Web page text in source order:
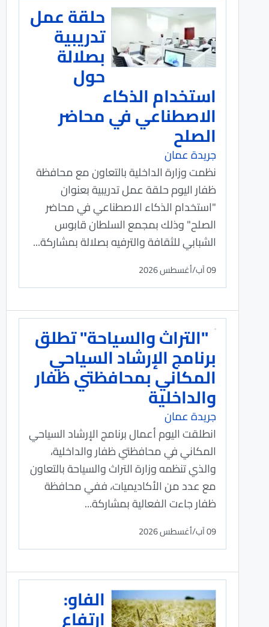
حلقة عمل
تدريبية
بصلالة
حول
استخدام الذكاء
الاصطناعي في محاضر
الصلح
جريدة عمان
نظمت وزارة الداخلية بالتعاون مع محافظة
ظفار اليوم حلقة عمل تدريبية بعنوان
"استخدام الذكاء الاصطناعي في محاضر
الصلح" وذلك بمجمع السلطان قابوس
الشبابي للثقافة والترفيه بصلالة بمشاركة...
09 آب/أغسطس 2026
"التراث والسياحة" تطلق
برنامج الإرشاد السياحي
المكاني بمحافظتي ظفار
والداخلية
جريدة عمان
انطلقت اليوم أعمال برنامج الإرشاد السياحي
المكاني في محافظتي ظفار والداخلية،
والذي تنظمه وزارة التراث والسياحة بالتعاون
مع عدد من الأكاديميات، ففي محافظة
ظفار جاءت الفعالية بمشاركة...
09 آب/أغسطس 2026
الفاو:
ارتفاع